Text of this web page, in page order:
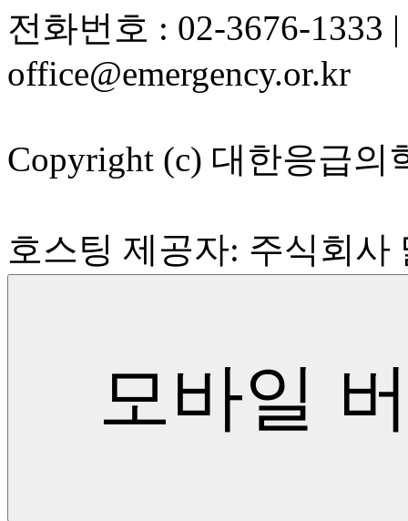
전화번호 : 02-3676-1333
office@emergency.or.kr
Copyright (c) 대한응급의
호스팅 제공자: 주식회
모바일